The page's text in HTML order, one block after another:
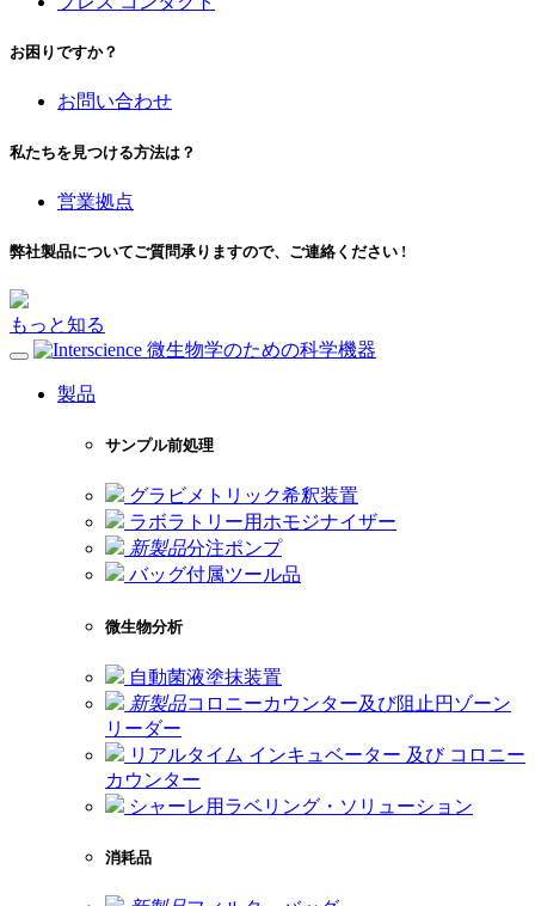
お困りですか？
お問い合わせ
私たちを見つける方法は？
営業拠点
弊社製品についてご質問承りますので、ご連絡ください !
もっと知る
微生物学のための科学機器
製品
サンプル前処理
グラビメトリック希釈装置
ラボラトリー用ホモジナイザー
新製品分注ポンプ
バッグ付属ツール品
微生物分析
自動菌液塗抹装置
新製品コロニーカウンター及び阻止円ゾーン
リーダー
リアルタイム インキュベーター 及び コロニー
カウンター
シャーレ用ラベリング・ソリューション
消耗品